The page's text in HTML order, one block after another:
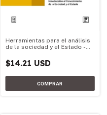
Herramientas para el análisis
de la sociedad y el Estado -
$14.21 USD